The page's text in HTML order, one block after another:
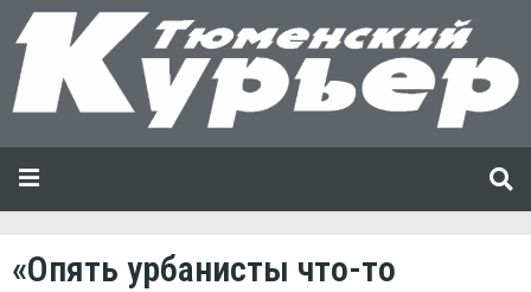
«Опять урбанисты что-то